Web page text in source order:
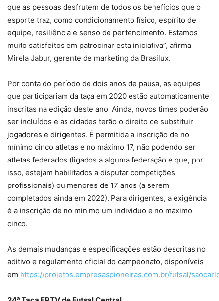
que as pessoas desfrutem de todos os benefícios que o
esporte traz, como condicionamento físico, espírito de
equipe, resiliência e senso de pertencimento. Estamos
muito satisfeitos em patrocinar esta iniciativa”, afirma
Mirela Jabur, gerente de marketing da Brasilux.
Por conta do período de dois anos de pausa, as equipes
que participariam da taça em 2020 estão automaticamente
inscritas na edição deste ano. Ainda, novos times poderão
ser incluídos e as cidades terão o direito de substituir
jogadores e dirigentes. É permitida a inscrição de no
mínimo cinco atletas e no máximo 17, não podendo ser
atletas federados (ligados a alguma federação e que, por
isso, estejam habilitados a disputar competições
profissionais) ou menores de 17 anos (a serem
completados ainda em 2022). Para dirigentes, a exigência
é a inscrição de no mínimo um indivíduo e no máximo
cinco.
As demais mudanças e especificações estão descritas no
aditivo e regulamento oficial do campeonato, disponíveis
em https://projetos.empresaspioneiras.com.br/futsal/
a